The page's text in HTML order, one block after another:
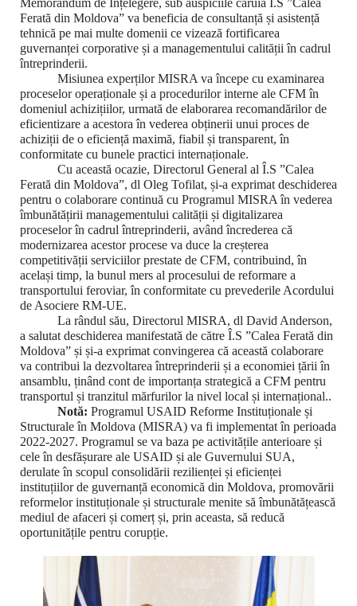
Memorandum de Înțelegere, sub auspiciile căruia Î.S ”Calea
Ferată din Moldova” va beneficia de consultanță și asistență
tehnică pe mai multe domenii ce vizează fortificarea
guvernanței corporative și a managementului calității în cadrul
întreprinderii.
Misiunea experților MISRA va începe cu examinarea
proceselor operaționale și a procedurilor interne ale CFM în
domeniul achizițiilor, urmată de elaborarea recomandărilor de
eficientizare a acestora în vederea obținerii unui proces de
achiziții de o eficiență maximă, fiabil și transparent, în
conformitate cu bunele practici internaționale.
Cu această ocazie, Directorul General al Î.S ”Calea
Ferată din Moldova”, dl Oleg Tofilat, și-a exprimat deschiderea
pentru o colaborare continuă cu Programul MISRA în vederea
îmbunătățirii managementului calității și digitalizarea
proceselor în cadrul întreprinderii, având încrederea că
modernizarea acestor procese va duce la creșterea
competitivății serviciilor prestate de CFM, contribuind, în
același timp, la bunul mers al procesului de reformare a
transportului feroviar, în conformitate cu prevederile Acordului
de Asociere RM-UE.
La rândul său, Directorul MISRA, dl David Anderson,
a salutat deschiderea manifestată de către Î.S ”Calea Ferată din
Moldova” și și-a exprimat convingerea că această colaborare
va contribui la dezvoltarea întreprinderii și a economiei țării în
ansamblu, ținând cont de importanța strategică a CFM pentru
transportul și tranzitul mărfurilor la nivel local și internațional..
Notă: Programul USAID Reforme Instituționale și
Structurale în Moldova (MISRA) va fi implementat în perioada
2022-2027. Programul se va baza pe activitățile anterioare și
cele în desfășurare ale USAID și ale Guvernului SUA,
derulate în scopul consolidării rezilienței și eficienței
instituțiilor de guvernanță economică din Moldova, promovării
reformelor instituționale și structurale menite să îmbunătățească
mediul de afaceri și comerț și, prin aceasta, să reducă
oportunitățile pentru corupție.